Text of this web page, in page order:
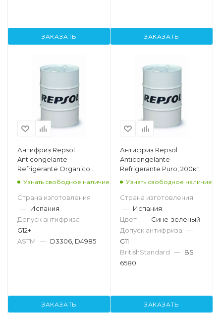
ЗАКАЗАТЬ ЗАКАЗАТЬ
Антифриз Repsol
Anticongelante
Refrigerante Organico
Узнать свободное наличие
Страна изготовления
— Испания
Допуск антифриза —
G12+
ASTM — D3306, D4985
ЗАКАЗАТЬ
Антифриз Repsol
Anticongelante
Refrigerante Puro, 200кг
Узнать свободное наличие
Страна изготовления
— Испания
Цвет — Сине-зеленый
Допуск антифриза —
G11
BritishStandard — BS
6580
ЗАКАЗАТЬ